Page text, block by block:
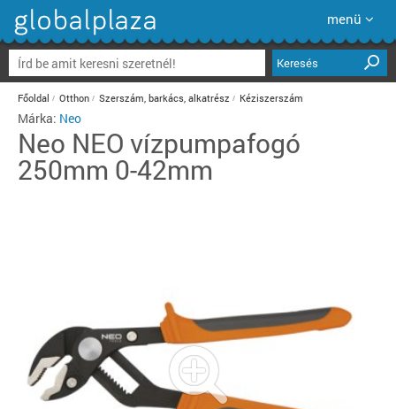
menü
Keresés
Főoldal Otthon Szerszám, barkács, alkatrész Kéziszerszám
Márka: Neo
Neo NEO vízpumpafogó
250mm 0-42mm